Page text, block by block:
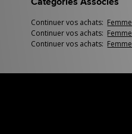
Continuer vos achats: Femme
Continuer vos achats: Femme
Continuer vos achats: Femme